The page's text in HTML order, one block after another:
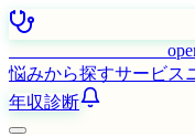
悩みから探すサービス
年収診断